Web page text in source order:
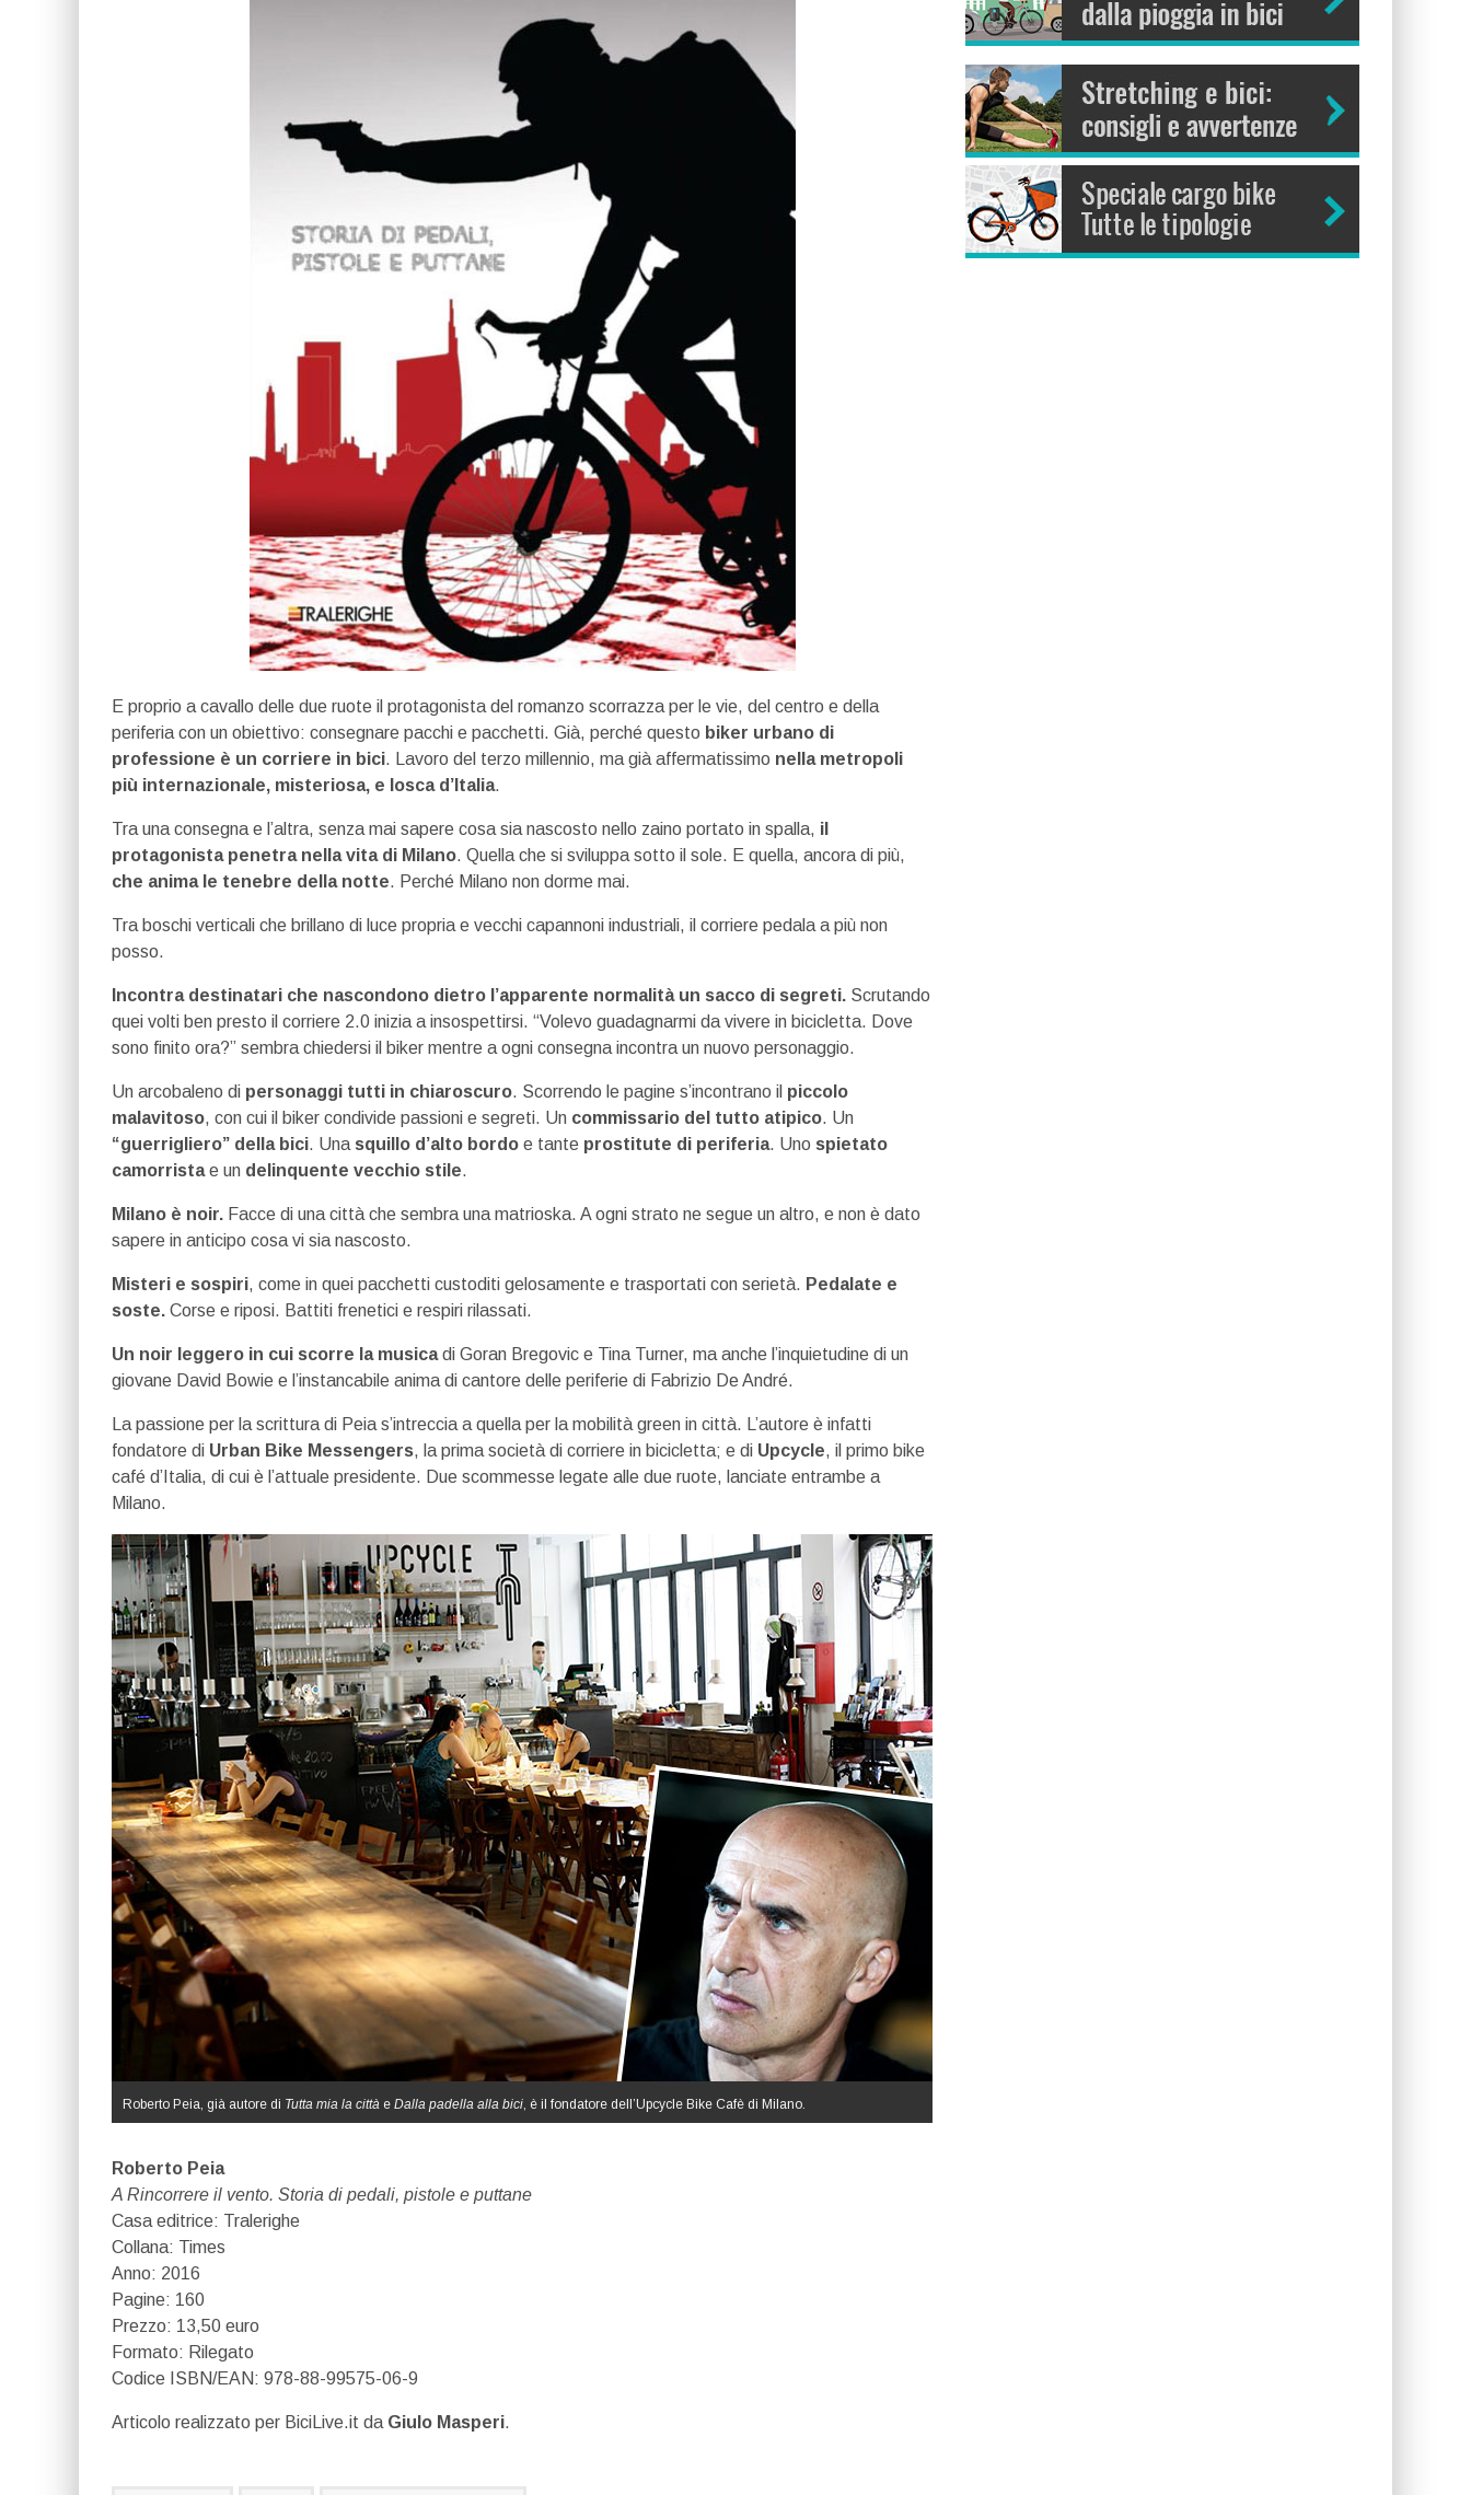
E proprio a cavallo delle due ruote il protagonista del romanzo scorrazza per le vie, del centro e della
periferia con un obiettivo: consegnare pacchi e pacchetti. Già, perché questo biker urbano di
professione è un corriere in bici. Lavoro del terzo millennio, ma già affermatissimo nella metropoli
più internazionale, misteriosa, e losca d’Italia.
Tra una consegna e l’altra, senza mai sapere cosa sia nascosto nello zaino portato in spalla, il
protagonista penetra nella vita di Milano. Quella che si sviluppa sotto il sole. E quella, ancora di più,
che anima le tenebre della notte. Perché Milano non dorme mai.
Tra boschi verticali che brillano di luce propria e vecchi capannoni industriali, il corriere pedala a più non
posso.
Incontra destinatari che nascondono dietro l’apparente normalità un sacco di segreti. Scrutando
quei volti ben presto il corriere 2.0 inizia a insospettirsi. “Volevo guadagnarmi da vivere in bicicletta. Dove
sono finito ora?” sembra chiedersi il biker mentre a ogni consegna incontra un nuovo personaggio.
Un arcobaleno di personaggi tutti in chiaroscuro. Scorrendo le pagine s’incontrano il piccolo
malavitoso, con cui il biker condivide passioni e segreti. Un commissario del tutto atipico. Un
“guerrigliero” della bici. Una squillo d’alto bordo e tante prostitute di periferia. Uno spietato
camorristae un delinquente vecchio stile.
Milano è noir. Facce di una città che sembra una matrioska. A ogni strato ne segue un altro, e non è dato
sapere in anticipo cosa vi sia nascosto.
Misteri e sospiri, come in quei pacchetti custoditi gelosamente e trasportati con serietà. Pedalate e
soste. Corse e riposi. Battiti frenetici e respiri rilassati.
Un noir leggero in cui scorre la musicadi Goran Bregovic e Tina Turner, ma anche l’inquietudine di un
giovane David Bowie e l’instancabile anima di cantore delle periferie di Fabrizio De André.
La passione per la scrittura di Peia s’intreccia a quella per la mobilità green in città. L’autore è infatti
fondatore di Urban Bike Messengers, la prima società di corriere in bicicletta; e di Upcycle, il primo bike
café d’Italia, di cui è l’attuale presidente. Due scommesse legate alle due ruote, lanciate entrambe a
Milano.
Roberto Peia, già autore di Tutta mia la città e Dalla padella alla bici, è il fondatore dell’Upcycle Bike Cafè di Milano.
Roberto Peia
A Rincorrere il vento. Storia di pedali, pistole e puttane
Casa editrice: Tralerighe
Collana: Times
Anno: 2016
Pagine: 160
Prezzo: 13,50 euro
Formato: Rilegato
Codice ISBN/EAN: 978-88-99575-06-9
Articolo realizzato per BiciLive.it da Giulo Masperi.